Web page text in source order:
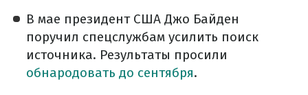
В мае президент США Джо Байден
поручил спецслужбам усилить поиск
источника. Результаты просили
обнародовать до сентября.